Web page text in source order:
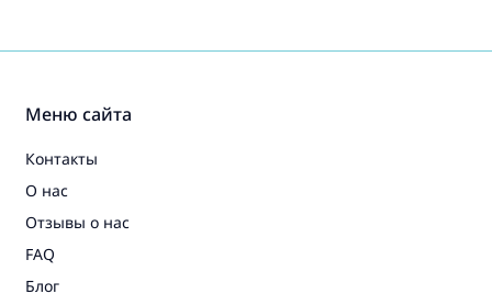
Меню сайта
Контакты
О нас
Отзывы о нас
FAQ
Блог